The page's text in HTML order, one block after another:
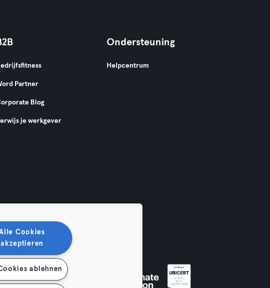
Partner
Blog
je werkgever
Ondersteuning
Helpcentrum
Cookies
akzeptieren
ablehnen